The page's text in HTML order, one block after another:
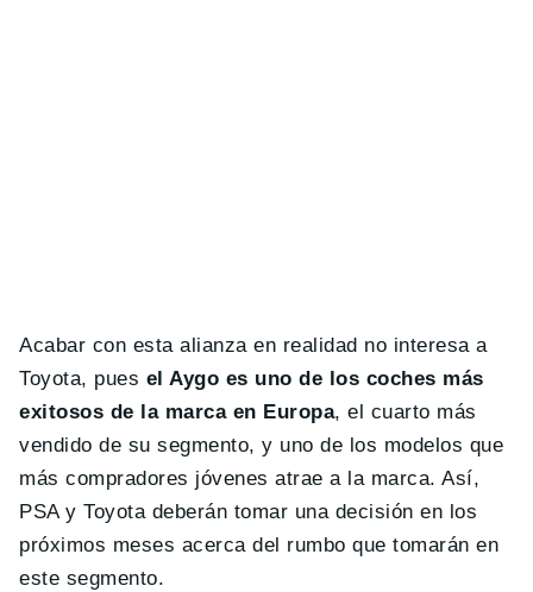
Acabar con esta alianza en realidad no interesa a
Toyota, pues el Aygo es uno de los coches más
exitosos de la marca en Europa, el cuarto más
vendido de su segmento, y uno de los modelos que
más compradores jóvenes atrae a la marca. Así,
PSA y Toyota deberán tomar una decisión en los
próximos meses acerca del rumbo que tomarán en
este segmento.